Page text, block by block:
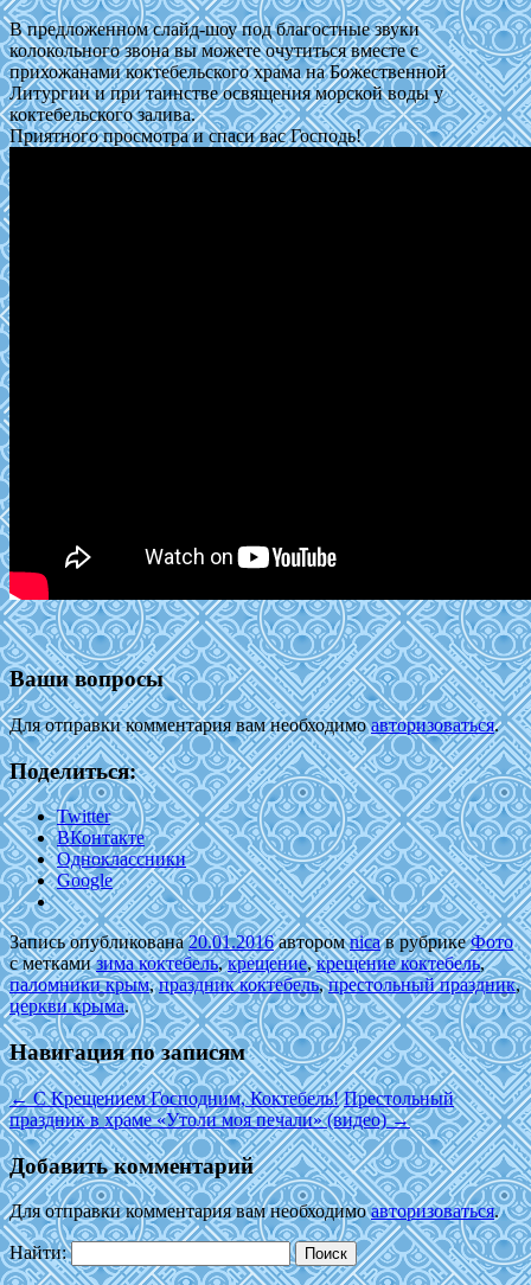
В предложенном слайд-шоу под благостные звуки
колокольного звона вы можете очутиться вместе с
прихожанами коктебельского храма на Божественной
Литургии и при таинстве освящения морской воды у
коктебельского залива.
Приятного просмотра и спаси вас Господь!
Ваши вопросы
Для отправки комментария вам необходимоавторизоваться.
Поделиться:
Twitter
ВКонтакте
Одноклассники
Google
Запись опубликована20.01.2016авторомnicaв рубрикеФото
с меткамизима коктебель,крещение,крещение коктебель,
паломники крым,праздник коктебель,престольный праздник,
церкви крыма.
Навигация по записям
←С Крещением Господним, Коктебель! Престольный
праздник в храме «Утоли моя печали» (видео)→
Добавить комментарий
Для отправки комментария вам необходимоавторизоваться.
Найти: